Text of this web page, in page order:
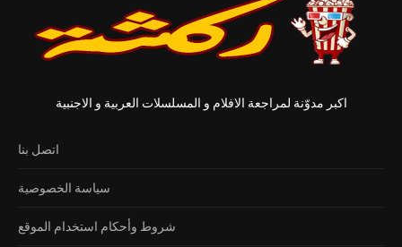
اكبر مدوّنة لمراجعة الافلام و المسلسلات العربية و الاجنبية
اتصل بنا
سياسة الخصوصية
شروط وأحكام استخدام الموقع